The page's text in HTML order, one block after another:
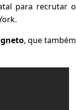
para recrutar o
, que também